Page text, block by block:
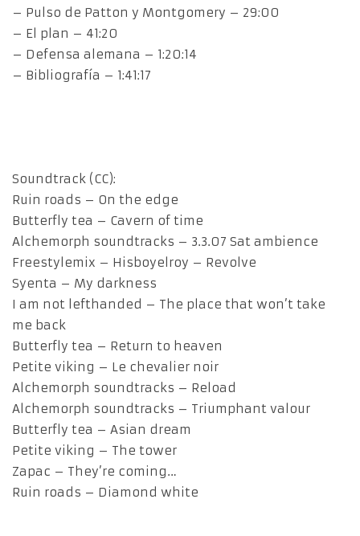
– Pulso de Patton y Montgomery – 29:00
– El plan – 41:20
– Defensa alemana – 1:20:14
– Bibliografía – 1:41:17
Soundtrack (CC):
Ruin roads – On the edge
Butterfly tea – Cavern of time
Alchemorph soundtracks – 3.3.07 Sat ambience
Freestylemix – Hisboyelroy – Revolve
Syenta – My darkness
I am not lefthanded – The place that won’t take
me back
Butterfly tea – Return to heaven
Petite viking – Le chevalier noir
Alchemorph soundtracks – Reload
Alchemorph soundtracks – Triumphant valour
Butterfly tea – Asian dream
Petite viking – The tower
Zapac – They’re coming…
Ruin roads – Diamond white